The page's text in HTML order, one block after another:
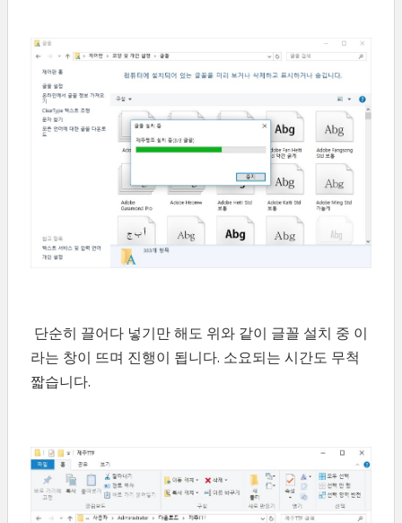
단순히 끌어다 넣기만 해도 위와 같이 글꼴 설치 중 이
라는 창이 뜨며 진행이 됩니다. 소요되는 시간도 무척
짧습니다.